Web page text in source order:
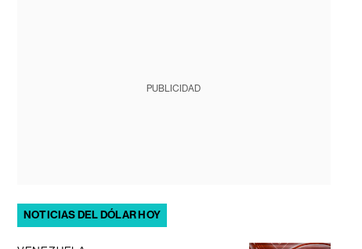
PUBLICIDAD
NOTICIAS DEL DÓLAR HOY